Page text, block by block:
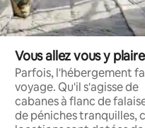
Vous allez vous y plaire
Parfois, l'hébergement
voyage. Qu'il s'agisse de
cabanes à flanc de
de péniches tranquilles,